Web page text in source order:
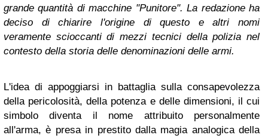
grande quantità di macchine "Punitore". La redazione ha
deciso di chiarire l'origine di questo e altri nomi
veramente scioccanti di mezzi tecnici della polizia nel
contesto della storia delle denominazioni delle armi.
L'idea di appoggiarsi in battaglia sulla consapevolezza
della pericolosità, della potenza e delle dimensioni, il cui
simbolo diventa il nome attribuito personalmente
all'arma, è presa in prestito dalla magia analogica della